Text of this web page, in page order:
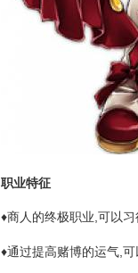
职业特征
♦商人的终极职业,可以
♦通过提高赌博的运气,可